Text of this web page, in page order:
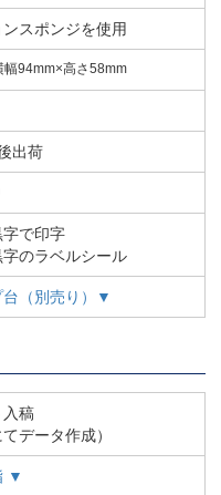
スポンジを使用
幅94mm×高さ58mm
出荷
で印字
字のラベルシール
台（別売り）▼
入稿
てデータ作成）
▼